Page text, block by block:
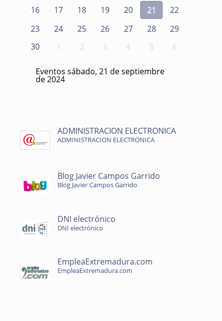
16
17 18 19 20 21
22
23
24 25 26 27 28
29
30
1 2 3 4 5 6
Eventos sábado, 21 de septiembre
de 2024
ADMINISTRACION ELECTRONICA
ADMINISTRACION ELECTRONICA
Blog Javier Campos Garrido
Blog Javier Campos Garrido
DNI electrónico
DNI electrónico
EmpleaExtremadura.com
EmpleaExtremadura.com